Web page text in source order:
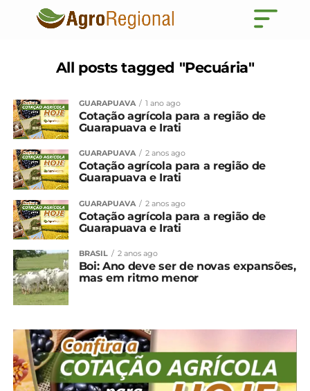
All posts tagged "Pecuária"
GUARAPUAVA 1 ano ago
Cotação agrícola para a região de
Guarapuava e Irati
GUARAPUAVA 2 anos ago
Cotação agrícola para a região de
Guarapuava e Irati
GUARAPUAVA 2 anos ago
Cotação agrícola para a região de
Guarapuava e Irati
BRASIL 2 anos ago
Boi: Ano deve ser de novas expansões,
mas em ritmo menor